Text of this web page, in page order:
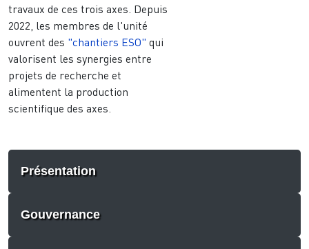
travaux de ces trois axes. Depuis
2022, les membres de l'unité
ouvrent des "chantiers ESO" qui
valorisent les synergies entre
projets de recherche et
alimentent la production
scientifique des axes.
Présentation
Gouvernance